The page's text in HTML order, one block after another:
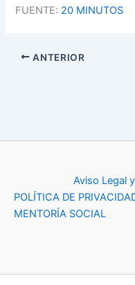
FUENTE: 20 MINUTOS
ANTERIOR
Aviso Legal
POLÍTICA DE
MENTORÍA SOCIAL